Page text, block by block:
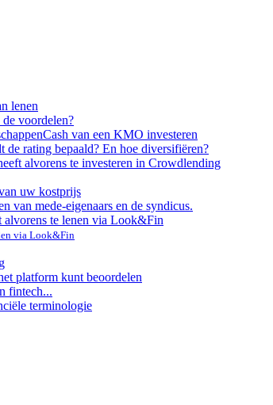
lenen
voordelen?
Cash van een KMO investeren
de rating bepaald? En hoe diversifiëren?
alvorens te investeren in Crowdlending
uw kostprijs
van mede-eigenaars en de syndicus.
alvorens te lenen via Look&Fin
via Look&Fin
platform kunt beoordelen
fintech...
terminologie